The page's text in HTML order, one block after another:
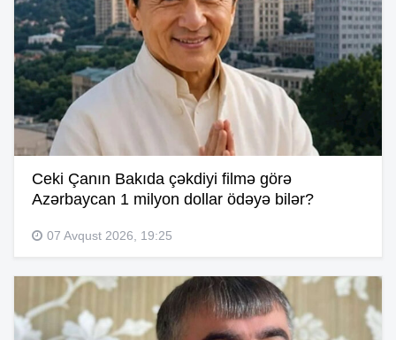
Ceki Çanın Bakıda çəkdiyi filmə görə
Azərbaycan 1 milyon dollar ödəyə bilər?
07 Avqust 2026, 19:25